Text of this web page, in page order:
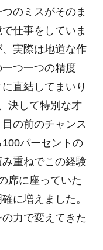
のミスがそのま
仕事をしていま
実際は地道な作
つ一つの精度
直結してまいり
決して特別な才
の前のチャンス
パーセントの
重ねでこの経験
席に座っていた
に増えました。
力で変えてきた